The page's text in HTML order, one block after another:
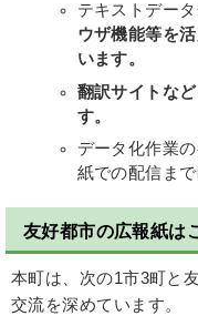
テキストデータ
ウザ機能等を
います。
翻訳サイトな
す。
データ化作業
紙での配信ま
友好都市の広報紙は
本町は、次の1市3町と
交流を深めています。